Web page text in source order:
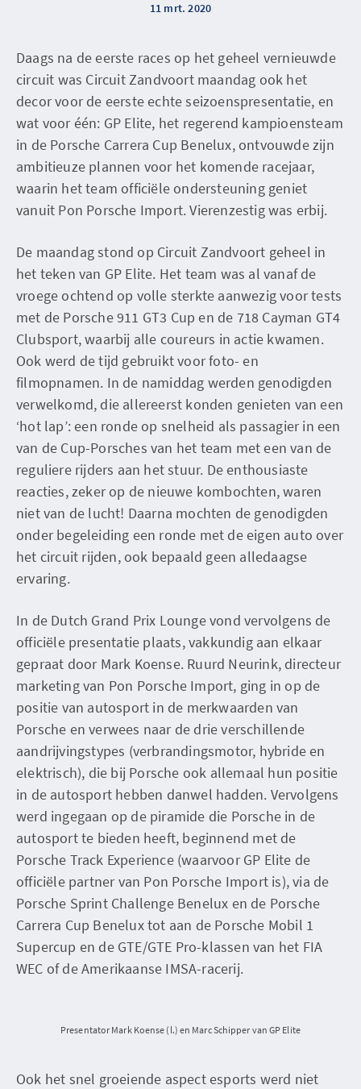
11 mrt. 2020
Daags na de eerste races op het geheel vernieuwde
circuit was Circuit Zandvoort maandag ook het
decor voor de eerste echte seizoenspresentatie, en
wat voor één: GP Elite, het regerend kampioensteam
in de Porsche Carrera Cup Benelux, ontvouwde zijn
ambitieuze plannen voor het komende racejaar,
waarin het team officiële ondersteuning geniet
vanuit Pon Porsche Import. Vierenzestig was erbij.
De maandag stond op Circuit Zandvoort geheel in
het teken van GP Elite. Het team was al vanaf de
vroege ochtend op volle sterkte aanwezig voor tests
met de Porsche 911 GT3 Cup en de 718 Cayman GT4
Clubsport, waarbij alle coureurs in actie kwamen.
Ook werd de tijd gebruikt voor foto- en
filmopnamen. In de namiddag werden genodigden
verwelkomd, die allereerst konden genieten van een
‘hot lap’: een ronde op snelheid als passagier in een
van de Cup-Porsches van het team met een van de
reguliere rijders aan het stuur. De enthousiaste
reacties, zeker op de nieuwe kombochten, waren
niet van de lucht! Daarna mochten de genodigden
onder begeleiding een ronde met de eigen auto over
het circuit rijden, ook bepaald geen alledaagse
ervaring.
In de Dutch Grand Prix Lounge vond vervolgens de
officiële presentatie plaats, vakkundig aan elkaar
gepraat door Mark Koense. Ruurd Neurink, directeur
marketing van Pon Porsche Import, ging in op de
positie van autosport in de merkwaarden van
Porsche en verwees naar de drie verschillende
aandrijvingstypes (verbrandingsmotor, hybride en
elektrisch), die bij Porsche ook allemaal hun positie
in de autosport hebben danwel hadden. Vervolgens
werd ingegaan op de piramide die Porsche in de
autosport te bieden heeft, beginnend met de
Porsche Track Experience (waarvoor GP Elite de
officiële partner van Pon Porsche Import is), via de
Porsche Sprint Challenge Benelux en de Porsche
Carrera Cup Benelux tot aan de Porsche Mobil 1
Supercup en de GTE/GTE Pro-klassen van het FIA
WEC of de Amerikaanse IMSA-racerij.
Presentator Mark Koense (l.) en Marc Schipper van GP Elite
Ook het snel groeiende aspect esports werd niet